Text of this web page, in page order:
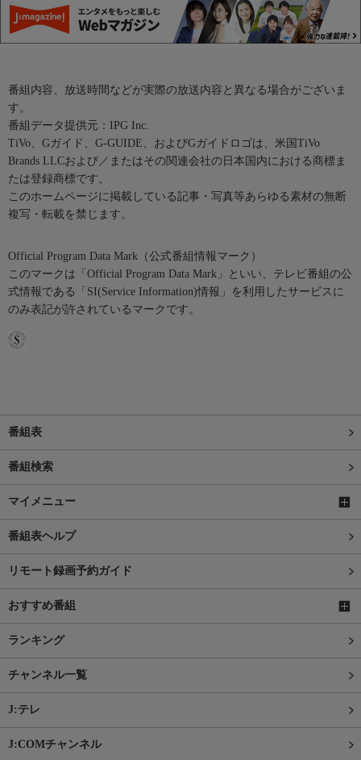
番組内容、放送時間などが実際の放送内容と異なる場合がございま
す。
番組データ提供元：IPG Inc.
TiVo、Gガイド、G-GUIDE、およびGガイドロゴは、米国TiVo
Brands LLCおよび／またはその関連会社の日本国内における商標ま
たは登録商標です。
このホームページに掲載している記事・写真等あらゆる素材の無断
複写・転載を禁じます。
Official Program Data Mark（公式番組情報マーク）
このマークは「Official Program Data Mark」といい、テレビ番組の公
式情報である「SI(Service Information)情報」を利用したサービスに
のみ表記が許されているマークです。
番組表
番組検索
マイメニュー
番組表ヘルプ
リモート録画予約ガイド
おすすめ番組
ランキング
チャンネル一覧
J:テレ
J:COMチャンネル